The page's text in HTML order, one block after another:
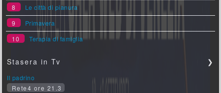
8
Le città di pianura
9
Primavera
10
Terapia di famiglia
Stasera in Tv ❯
Il padrino
Rete4 ore 21.3